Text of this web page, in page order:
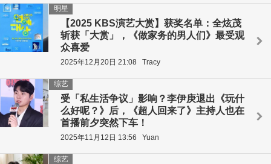
【2025 KBS演艺大赏】获奖名单：全炫茂
斩获「大赏」，《做家务的男人们》最受观
众喜爱
明星
2025年12月20日 21:08 Tracy
受「私生活争议」影响？李伊庚退出《玩什
么好呢？》后，《超人回来了》主持人也在
首播前夕突然下车！
综艺
2025年11月12日 13:56 Yuan
综艺